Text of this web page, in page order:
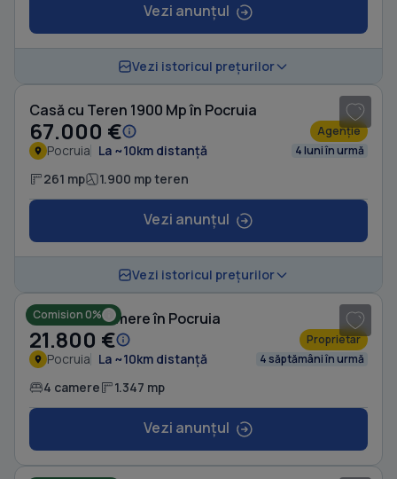
Vezi anunțul
Vezi istoricul prețurilor
Casă cu Teren 1900 Mp în Pocruia
67.000 € Agenție
Pocruia La ~10km distanță 4 luni în urmă
261 mp 1.900 mp teren
Vezi anunțul
Vezi istoricul prețurilor
Comision 0%
Casă cu 4 camere în Pocruia
21.800 € Proprietar
Pocruia La ~10km distanță 4 săptămâni în urmă
4 camere 1.347 mp
Vezi anunțul